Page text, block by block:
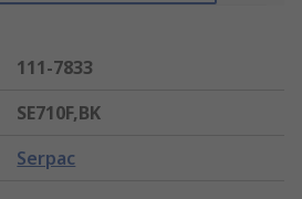
111-7833
SE710F,BK
Serpac